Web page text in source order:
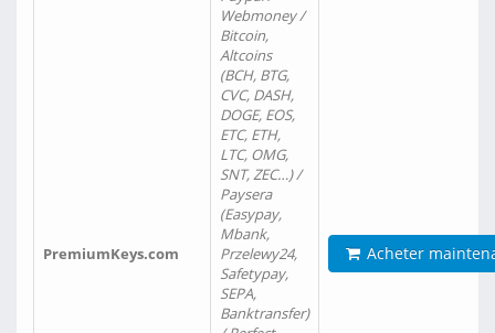
PremiumKeys.com
Webmoney /
Bitcoin,
Altcoins
(BCH, BTG,
CVC, DASH,
DOGE, EOS,
ETC, ETH,
LTC, OMG,
SNT, ZEC…) /
Paysera
(Easypay,
Mbank,
Przelewy24,
Safetypay,
SEPA,
Banktransfer)
Acheter